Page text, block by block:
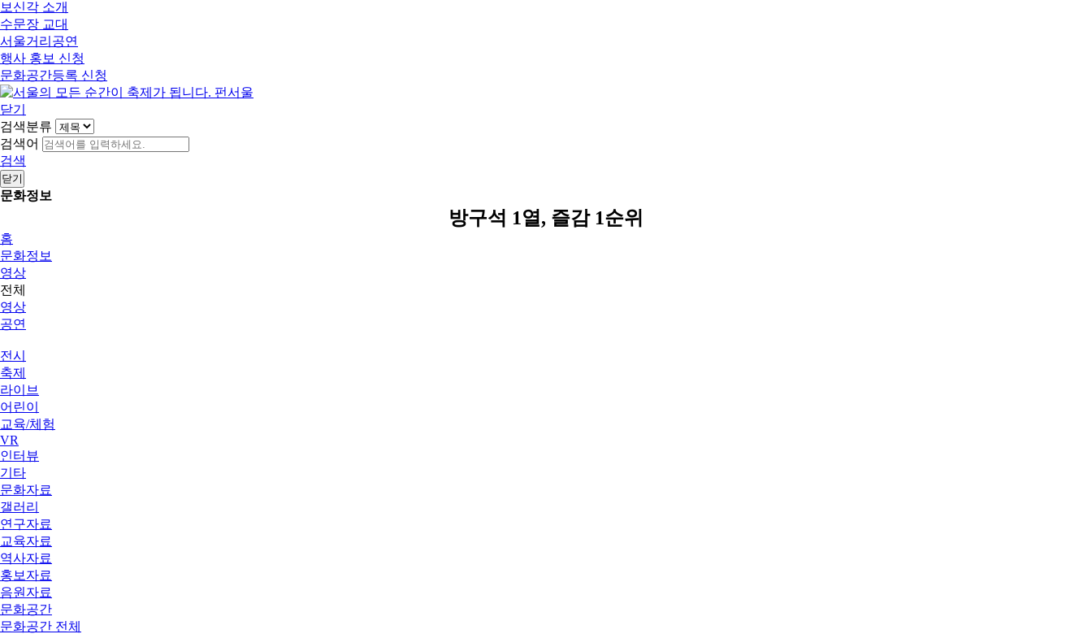
보신각 소개
수문장 교대
서울거리공연
행사 홍보 신청
문화공간등록 신청
닫기
검색분류
검색어
검색
닫기
문화정보
방구석 1열, 즐감 1순위
홈
문화정보
영상
전체
영상
공연
전시
축제
라이브
어린이
교육/체험
VR
인터뷰
기타
문화자료
갤러리
연구자료
교육자료
역사자료
홍보자료
음원자료
문화공간
문화공간 전체